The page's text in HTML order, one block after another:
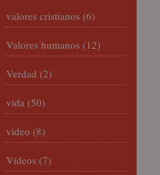
valores cristianos (6)
Valores humanos (12)
Verdad (2)
vida (50)
video (8)
Vídeos (7)